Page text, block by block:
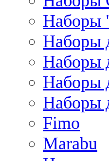
Наборы
Наборы
Наборы
Наборы
Наборы
Fimo
Marabu